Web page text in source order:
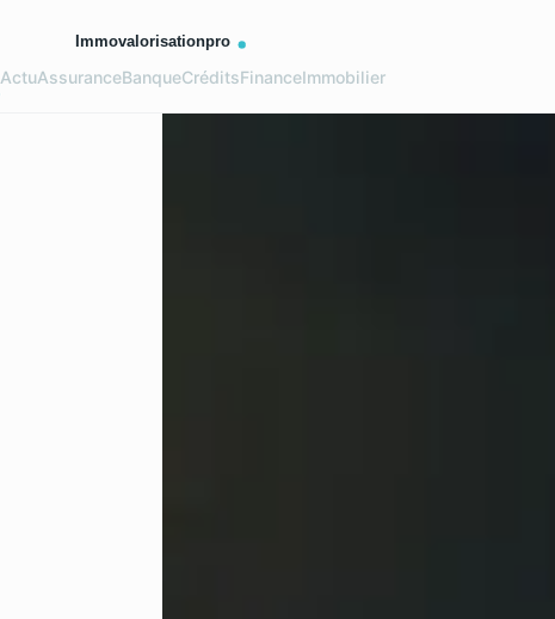
ActuAssuranceBanqueCréditsFinanceImmobilier